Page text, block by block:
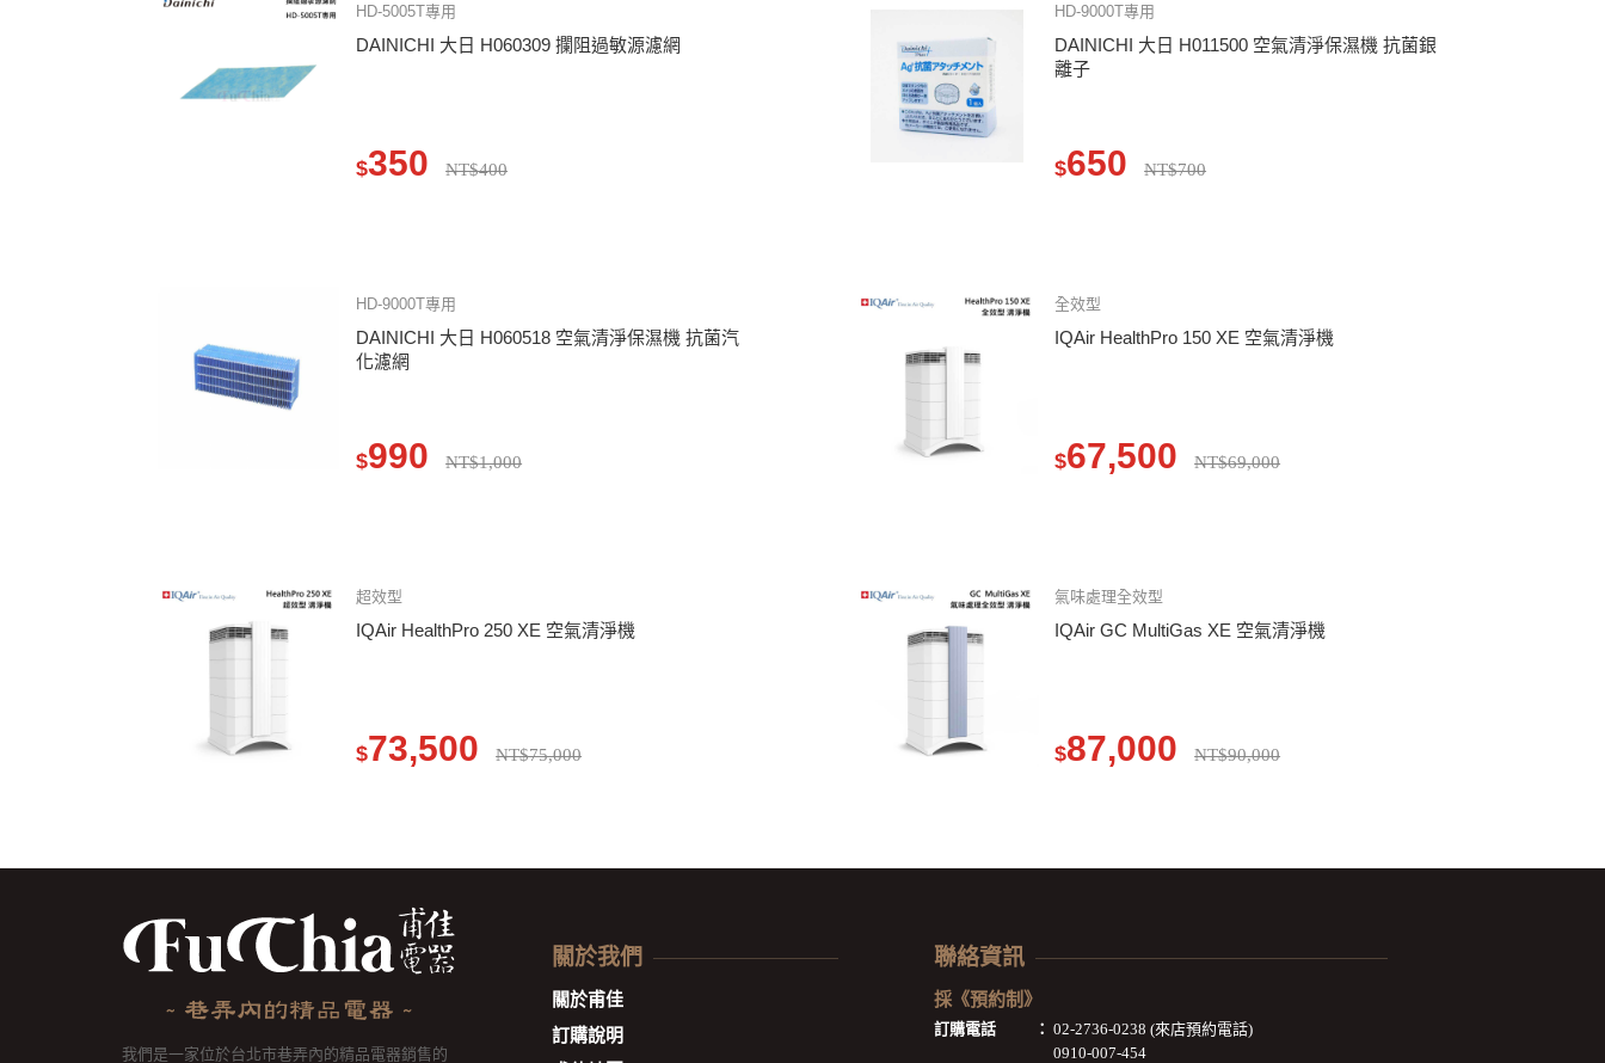
HD-5005T專用
DAINICHI 大日 H060309 攔阻過敏源濾網
$350 NT$400
HD-9000T專用
DAINICHI 大日 H011500 空氣清淨保濕機 抗菌銀
離子
$650 NT$700
HD-9000T專用
DAINICHI 大日 H060518 空氣清淨保濕機 抗菌汽
化濾網
$990 NT$1,000
全效型
IQAir HealthPro 150 XE 空氣清淨機
$67,500 NT$69,000
超效型
IQAir HealthPro 250 XE 空氣清淨機
$73,500 NT$75,000
氣味處理全效型
IQAir GC MultiGas XE 空氣清淨機
$87,000 NT$90,000
我們是一家位於台北市巷弄內的精品電器銷售的
關於我們
關於甫佳
訂購說明
聯絡資訊
採《預約制》
訂購電話 ： 02-2736-0238 (來店預約電話)
0910-007-454